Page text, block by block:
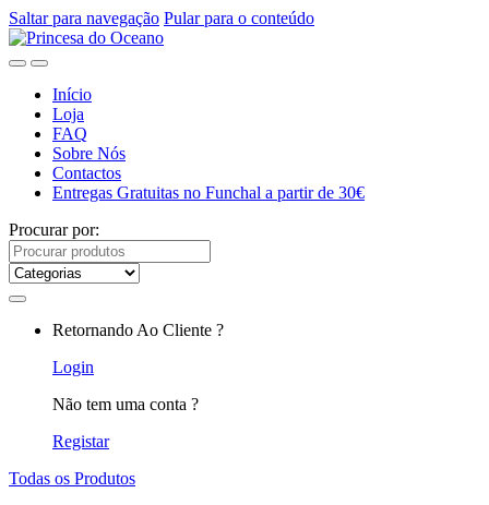
Saltar para navegação Pular para o conteúdo
Início
Loja
FAQ
Sobre Nós
Contactos
Entregas Gratuitas no Funchal a partir de 30€
Procurar por:
Retornando Ao Cliente ?
Login
Não tem uma conta ?
Registar
Todas os Produtos